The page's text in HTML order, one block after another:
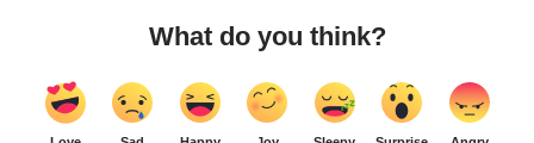
What do you think?